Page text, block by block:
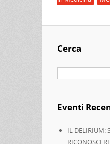
Cerca
Eventi
IL DELIRIUM: